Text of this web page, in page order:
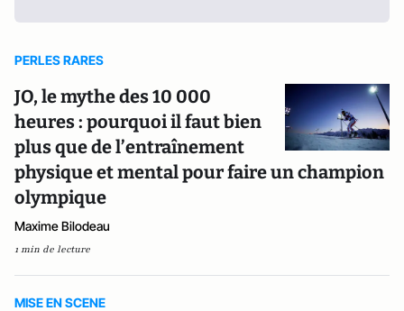
PERLES RARES
JO, le mythe des 10 000
heures : pourquoi il faut bien
plus que de l’entraînement
physique et mental pour faire un champion
olympique
Maxime Bilodeau
1 min de lecture
MISE EN SCENE